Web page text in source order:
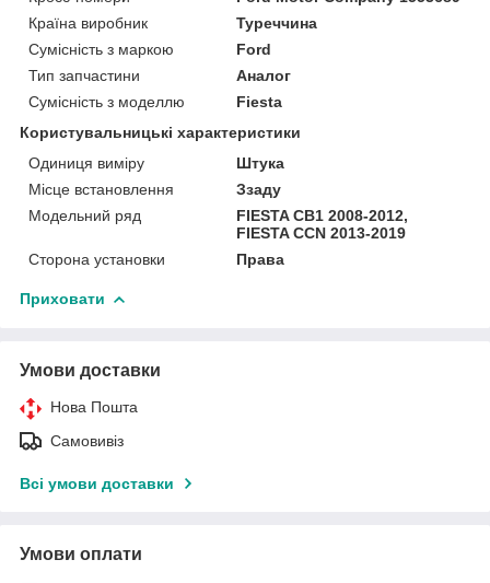
Країна виробник
Туреччина
Сумісність з маркою
Ford
Тип запчастини
Аналог
Сумісність з моделлю
Fiesta
Користувальницькі характеристики
Одиниця виміру
Штука
Місце встановлення
Ззаду
Модельний ряд
FIESTA CB1 2008-2012,
FIESTA CCN 2013-2019
Сторона установки
Права
Приховати
Умови доставки
Нова Пошта
Самовивіз
Всі умови доставки
Умови оплати